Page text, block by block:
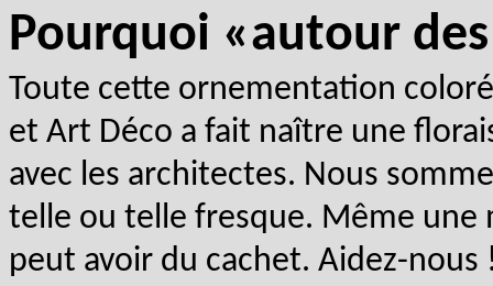
Pourquoi «autour
Toute cette ornementation
et Art Déco a fait naître une
avec les architectes. Nous
telle ou telle fresque. Même
peut avoir du cachet. Aidez-nous